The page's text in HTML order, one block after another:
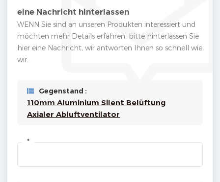
eine Nachricht hinterlassen
WENN Sie sind an unseren Produkten interessiert und
möchten mehr Details erfahren, bitte hinterlassen Sie
hier eine Nachricht, wir antworten Ihnen so schnell wie
wir.
Gegenstand :
110mm Aluminium Silent Belüftung
Axialer Abluftventilator
*